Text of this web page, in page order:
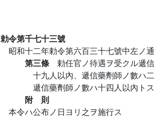
勅令第千七十三號
昭和十二年勅令第六百三十七號中左ノ
第三條 勅任官ノ待遇ヲ受クル遞
十九人以內、遞信藥劑師ノ數ハ
遞信藥劑師ノ數ハ十四人以內トス
附 則
本令ハ公布ノ日ヨリ之ヲ施行ス